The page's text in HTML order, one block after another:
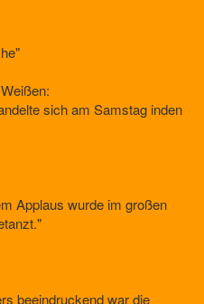
sich am Samstag inden
Applaus wurde im großen
beeindruckend war die